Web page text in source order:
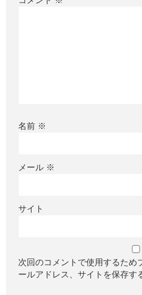
名前 ※
メール ※
サイト
次回のコメントで使用するため
ールアドレス、サイトを保存す